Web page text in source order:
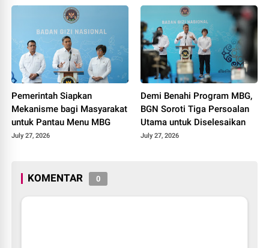
Pemerintah Siapkan
Mekanisme bagi Masyarakat
untuk Pantau Menu MBG
July 27, 2026
Demi Benahi Program MBG,
BGN Soroti Tiga Persoalan
Utama untuk Diselesaikan
July 27, 2026
KOMENTAR 0